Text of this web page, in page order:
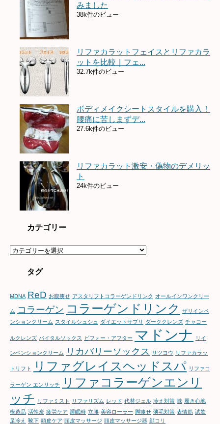
みました
38k件のビュー
リファカラットフェイスとリファカラ
ットを比較｜フェ...
32.7k件のビュー
ボディメイクシートスタイルを購入！
腰痛に苦しまずデ...
27.6k件のビュー
リファカラット激安・偽物のデメリッ
ト
24k件のビュー
カテゴリー
カ
タグ
MDNA ReD お腹痩せ アスタリフトコラーゲンドリンク オールインワンクリー
ム コラーゲン コラーゲンドリンク
ザリインベ
ンションクリーム スタイルシュシュ ダイエットサプリ ダーククレンズ チャコー
ルクレンズ バイタルソックス ビフォー・アフター マドンナ リイ
ンベンションクリーム リカバリーソックス リツヨウ リファカラッ
トリフト リファグレイスヘッドスパ リファコ
ラーゲン エンリッチ
リファコラーゲンエンリ
ッチ
リファミスト リファリズム レッド 代替ジェル 冷え対策 味 履き心地
模造品 活性炭 疲労ケア 睡眠時 立腰 美容ローラー 脚痩せ 薄毛対策 表情筋 試飲
足冷え 靴下 頭皮ケア 頭皮マッサージ 頭皮マッサージ器 顔コリ